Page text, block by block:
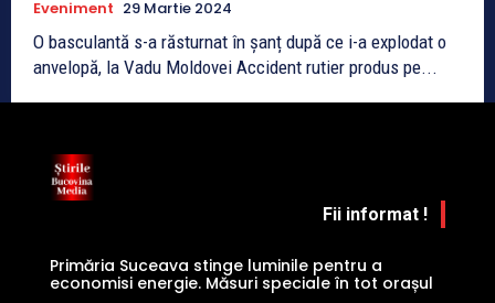
Eveniment 29 Martie 2024
O basculantă s-a răsturnat în șanț după ce i-a explodat o
anvelopă, la Vadu Moldovei Accident rutier produs pe...
Fii informat !
Primăria Suceava stinge luminile pentru a
economisi energie. Măsuri speciale în tot orașul